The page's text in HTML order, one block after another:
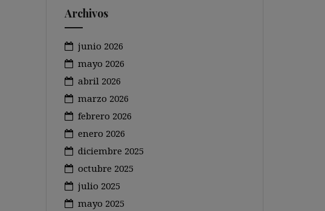
Archivos
junio 2026
mayo 2026
abril 2026
marzo 2026
febrero 2026
enero 2026
diciembre 2025
octubre 2025
julio 2025
mayo 2025